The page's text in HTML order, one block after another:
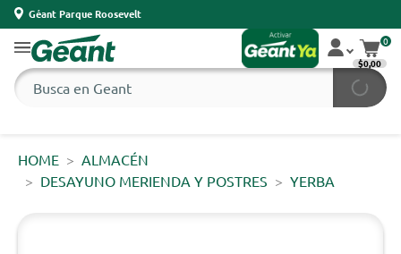
Géant Parque Roosevelt
0
$0,00
HOME
ALMACÉN
DESAYUNO MERIENDA Y POSTRES
YERBA